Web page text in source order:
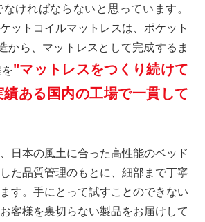
ければならないと思っています。
ットコイルマットレスは、ポケット
から、マットレスとして完成するま
"マットレスをつくり続けて
ある国内の工場で一貫して
日本の風土に合った高性能のベッド
た品質管理のもとに、細部まで丁寧
す。手にとって試すことのできない
客様を裏切らない製品をお届けして